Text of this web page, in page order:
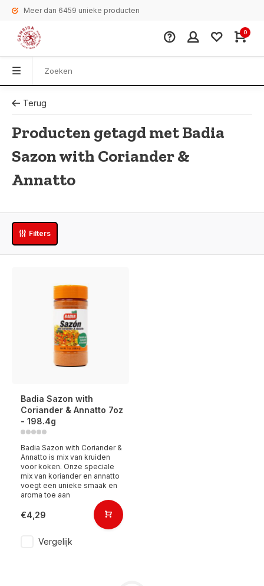
Meer dan 6459 unieke producten
0
Terug
Producten getagd met Badia
Sazon with Coriander &
Annatto
Filters
Badia Sazon with
Coriander & Annatto 7oz
- 198.4g
Badia Sazon with Coriander &
Annatto is mix van kruiden
voor koken. Onze speciale
mix van koriander en annatto
voegt een unieke smaak en
aroma toe aan
€4,29
Vergelijk